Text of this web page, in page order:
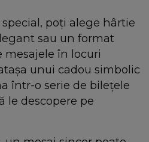
poți alege hârtie
sau un format
mesajele în locuri
unui cadou simbolic
într-o serie de bilețele
le descopere pe